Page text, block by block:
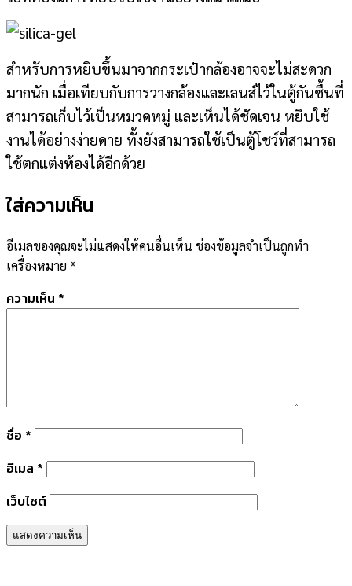
สำหรับการหยิบขึ้นมาจากกระเป๋ากล้องอาจจะไม่สะดวก
มากนัก เมื่อเทียบกับการวางกล้องและเลนส์ไว้ในตู้กันชื้นที่
สามารถเก็บไว้เป็นหมวดหมู่ และเห็นได้ชัดเจน หยิบใช้
งานได้อย่างง่ายดาย ทั้งยังสามารถใช้เป็นตู้โชว์ที่สามารถ
ใช้ตกแต่งห้องได้อีกด้วย
ใส่ความเห็น
อีเมลของคุณจะไม่แสดงให้คนอื่นเห็น ช่องข้อมูลจำเป็นถูกทำ
เครื่องหมาย *
ความเห็น *
ชื่อ *
อีเมล *
เว็บไซต์